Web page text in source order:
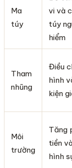
Ma
túy
vi và
túy
hiểm
Tham
nhũng
Điều
hình
kiện
Môi
trường
Tăng
tiền
hình